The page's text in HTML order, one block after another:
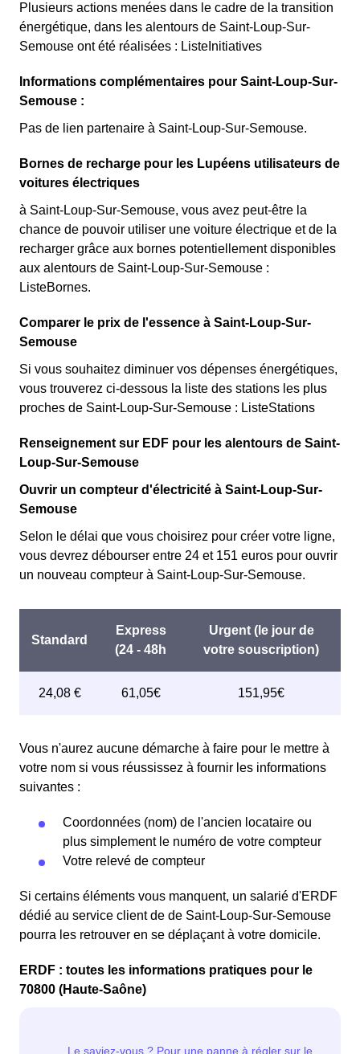
Plusieurs actions menées dans le cadre de la transition
énergétique, dans les alentours de Saint-Loup-Sur-
Semouse ont été réalisées : ListeInitiatives
Informations complémentaires pour Saint-Loup-Sur-
Semouse :
Pas de lien partenaire à Saint-Loup-Sur-Semouse.
Bornes de recharge pour les Lupéens utilisateurs de
voitures électriques
à Saint-Loup-Sur-Semouse, vous avez peut-être la
chance de pouvoir utiliser une voiture électrique et de la
recharger grâce aux bornes potentiellement disponibles
aux alentours de Saint-Loup-Sur-Semouse :
ListeBornes.
Comparer le prix de l'essence à Saint-Loup-Sur-
Semouse
Si vous souhaitez diminuer vos dépenses énergétiques,
vous trouverez ci-dessous la liste des stations les plus
proches de Saint-Loup-Sur-Semouse : ListeStations
Renseignement sur EDF pour les alentours de Saint-
Loup-Sur-Semouse
Ouvrir un compteur d'électricité à Saint-Loup-Sur-
Semouse
Selon le délai que vous choisirez pour créer votre ligne,
vous devrez débourser entre 24 et 151 euros pour ouvrir
un nouveau compteur à Saint-Loup-Sur-Semouse.
Vous n'aurez aucune démarche à faire pour le mettre à
votre nom si vous réussissez à fournir les informations
suivantes :
Coordonnées (nom) de l'ancien locataire ou
plus simplement le numéro de votre compteur
Votre relevé de compteur
Si certains éléments vous manquent, un salarié d'ERDF
dédié au service client de de Saint-Loup-Sur-Semouse
pourra les retrouver en se déplaçant à votre domicile.
ERDF : toutes les informations pratiques pour le
70800 (Haute-Saône)